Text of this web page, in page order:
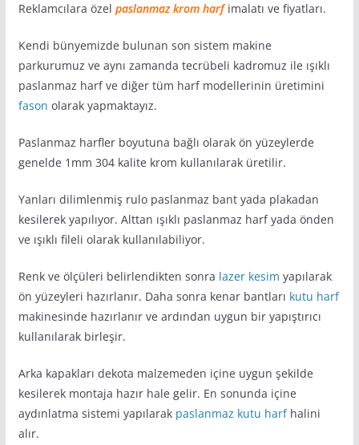
Reklamcılara özel paslanmaz krom harfimalatı ve fiyatları.
Kendi bünyemizde bulunan son sistem makine
parkurumuz ve aynı zamanda tecrübeli kadromuz ile ışıklı
paslanmaz harf ve diğer tüm harf modellerinin üretimini
fason olarak yapmaktayız.
Paslanmaz harfler boyutuna bağlı olarak ön yüzeylerde
genelde 1mm 304 kalite krom kullanılarak üretilir.
Yanları dilimlenmiş rulo paslanmaz bant yada plakadan
kesilerek yapılıyor. Alttan ışıklı paslanmaz harf yada önden
ve ışıklı fileli olarak kullanılabiliyor.
Renk ve ölçüleri belirlendikten sonra lazer kesim yapılarak
ön yüzeyleri hazırlanır. Daha sonra kenar bantları kutu harf
makinesinde hazırlanır ve ardından uygun bir yapıştırıcı
kullanılarak birleşir.
Arka kapakları dekota malzemeden içine uygun şekilde
kesilerek montaja hazır hale gelir. En sonunda içine
aydınlatma sistemi yapılarak paslanmaz kutu harf halini
alır.